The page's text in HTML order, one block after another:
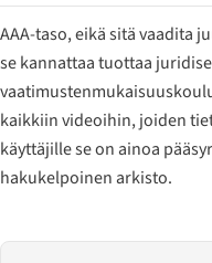
AAA-taso, eikä sitä vaadita
se kannattaa tuottaa
kaikkiin videoihin, joiden
käyttäjille se on ainoa
hakukelpoinen arkisto.